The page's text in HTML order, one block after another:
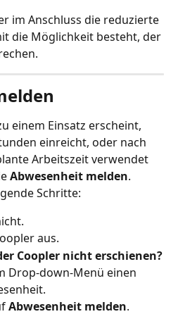
im Anschluss die reduzierte
die Möglichkeit besteht, der
einem Einsatz erscheint,
einreicht, oder nach
Arbeitszeit verwendet
Abwesenheit melden.
Schritte:
aus.
Coopler nicht erschienen?
Drop-down-Menü einen
Abwesenheit melden.